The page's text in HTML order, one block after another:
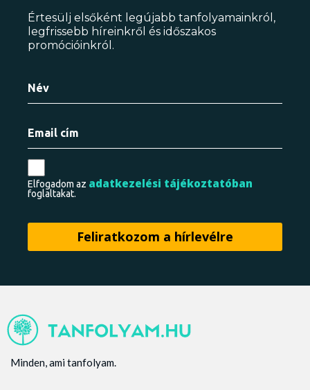
Értesülj elsőként legújabb tanfolyamainkról,
legfrissebb híreinkről és időszakos
promócióinkról.
Elfogadom az adatkezelési tájékoztatóban
foglaltakat.
Minden, ami tanfolyam.